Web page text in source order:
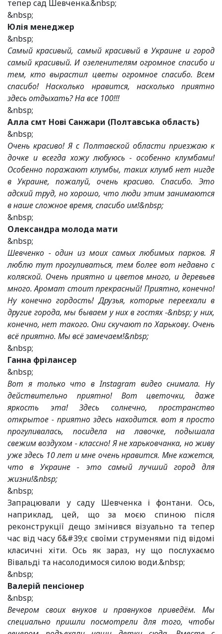
тепер сад Шевченка.&nbsp;
&nbsp;
Юлія менеджер
&nbsp;
Самый красивый, самый красивый в Украине и город
самый красивый. И озеленителям огромное спасибо и
тем, кто вырастил цветы огромное спасибо. Всем
спасибо! Насколько нравится, насколько приятно
здесь отдыхать? На все 100!!!
&nbsp;
Алла смт Нові Санжари (Полтавська область)
&nbsp;
Очень красиво! Я с Полтавской области приезжаю к
дочке и всегда хожу любуюсь - особенно клумбами!
Особенно поражают клумбы, таких клумб нет нигде
в Украине, пожалуй, очень красиво. Спасибо. Это
адский труд, но хорошо, что люди этим занимаются
в наше сложное время, спасибо им!&nbsp;
&nbsp;
Олександра молода мати
&nbsp;
Шевченко - один из моих самых любимых парков. Я
люблю тут прогуливаться, тем более вот недавно с
коляской. Очень приятно и цветов много, и деревьев
много. Аромат стоит прекрасный! Приятно, конечно!
Ну конечно гордость! Друзья, которые переехали в
другие города, мы бываем у них в гостях -&nbsp; у них,
конечно, нет такого. Они скучают по Харькову. Очень
всё приятно. Мы всё замечаем!&nbsp;
&nbsp;
Ганна фрілансер
&nbsp;
Вот я только что в Instagram видео снимала. Ну
действительно приятно! Вот цветочки, даже
яркость эта! Здесь солнечно, пространство
открытое - приятно здесь находится. вот я просто
прогуливалась, посидела на лавочке, подышала
свежим воздухом - классно! Я не харьковчанка, но живу
уже здесь 10 лет и мне очень нравится. Мне кажется,
что в Украине - это самый лучший город для
жизни!&nbsp;
&nbsp;
Запрацювали у саду Шевченка і фонтани. Ось,
наприклад, цей, що за моєю спиною після
реконструкції дещо змінився візуально та тепер
час від часу б&#39;є своїми струменями під відомі
класичні хіти. Ось як зараз, ну що послухаємо
Вівальді та насолодимося силою води.&nbsp;
&nbsp;
Валерій пенсіонер
&nbsp;
Вечером своих внуков и правнуков приведём. Мы
специально пришли посмотрели для того, чтобы